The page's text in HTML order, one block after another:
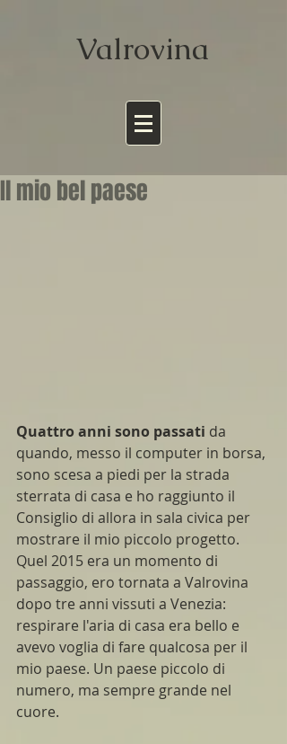
Valrovina
Il mio bel paese
Quattro anni sono passati da
quando, messo il computer in borsa,
sono scesa a piedi per la strada
sterrata di casa e ho raggiunto il
Consiglio di allora in sala civica per
mostrare il mio piccolo progetto.
Quel 2015 era un momento di
passaggio, ero tornata a Valrovina
dopo tre anni vissuti a Venezia:
respirare l'aria di casa era bello e
avevo voglia di fare qualcosa per il
mio paese. Un paese piccolo di
numero, ma sempre grande nel
cuore.